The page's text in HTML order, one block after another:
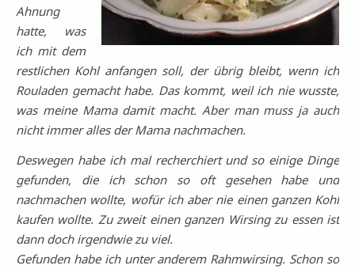
Ahnung
hatte, was
ich mit dem
restlichen Kohl anfangen soll, der übrig bleibt, wenn ich
Rouladen gemacht habe. Das kommt, weil ich nie wusste,
was meine Mama damit macht. Aber man muss ja auch
nicht immer alles der Mama nachmachen.
Deswegen habe ich mal recherchiert und so einige Dinge
gefunden, die ich schon so oft gesehen habe und
nachmachen wollte, wofür ich aber nie einen ganzen Kohl
kaufen wollte. Zu zweit einen ganzen Wirsing zu essen ist
dann doch irgendwie zu viel.
Gefunden habe ich unter anderem Rahmwirsing. Schon so